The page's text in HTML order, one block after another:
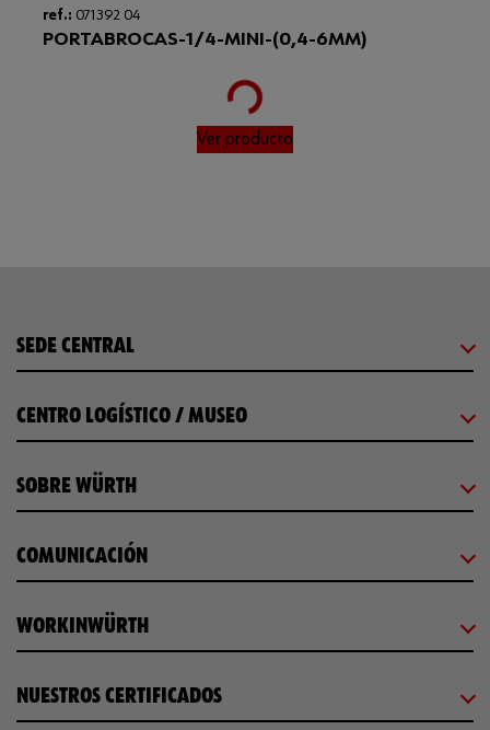
ref.: 071392 04
PORTABROCAS-1/4-MINI-(0,4-6MM)
Loading...
Ver producto
SEDE CENTRAL
CENTRO LOGÍSTICO / MUSEO
SOBRE WÜRTH
COMUNICACIÓN
WORKINWÜRTH
NUESTROS CERTIFICADOS